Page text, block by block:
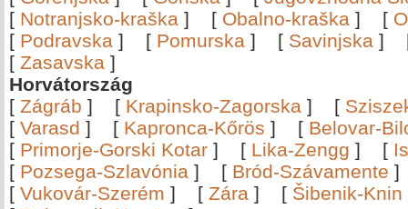
[ Notranjsko-kraška ] [ Obalno-kraška ] [
[ Podravska ] [ Pomurska ] [ Savinjska ]
[ Zasavska ]
Horvátország
[ Zágráb ] [ Krapinsko-Zagorska ] [
[ Varasd ] [ Kapronca-Kőrös ] [ Belovar-
[ Primorje-Gorski Kotar ] [ Lika-Zengg ] [
[ Pozsega-Szlavónia ] [ Bród-Szávamente
[ Vukovár-Szerém ] [ Zára ] [ Šibenik-Knin